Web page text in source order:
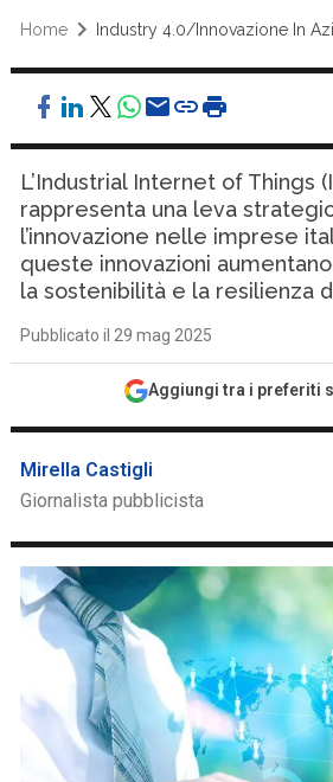
Home Industry 4.0/Innovazione In
L’Industrial Internet of Things
rappresenta una leva
l’innovazione nelle imprese
queste innovazioni
la sostenibilità e la resilienza
Pubblicato il 29 mag 2025
Aggiungi tra i preferiti
Mirella Castigli
Giornalista pubblicista